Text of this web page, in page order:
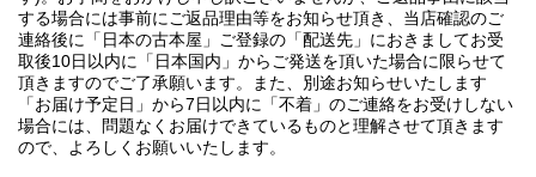
する場合には事前にご返品理由等をお知らせ頂き、当店確認のご
連絡後に「日本の古本屋」ご登録の「配送先」におきましてお受
取後10日以内に「日本国内」からご発送を頂いた場合に限らせて
頂きますのでご了承願います。また、別途お知らせいたします
「お届け予定日」から7日以内に「不着」のご連絡をお受けしない
場合には、問題なくお届けできているものと理解させて頂きます
ので、よろしくお願いいたします。